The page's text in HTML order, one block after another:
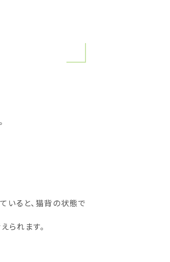
いると、猫背の状態で
られます。